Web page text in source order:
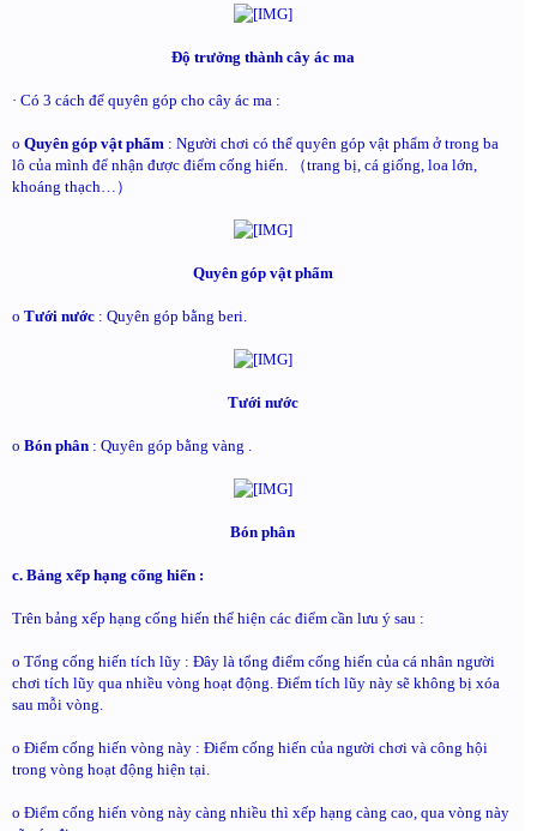
Độ trưởng thành cây ác ma
· Có 3 cách để quyên góp cho cây ác ma :
o Quyên góp vật phẩm : Người chơi có thể quyên góp vật phẩm ở trong ba
lô của mình để nhận được điểm cống hiến. （trang bị, cá giống, loa lớn,
khoáng thạch…）
Quyên góp vật phẩm
o Tưới nước : Quyên góp bằng beri.
Tưới nước
o Bón phân : Quyên góp bằng vàng .
Bón phân
c. Bảng xếp hạng cống hiến :
Trên bảng xếp hạng cống hiến thể hiện các điểm cần lưu ý sau :
o Tổng cống hiến tích lũy : Đây là tổng điểm cống hiến của cá nhân người
chơi tích lũy qua nhiều vòng hoạt động. Điểm tích lũy này sẽ không bị xóa
sau mỗi vòng.
o Điểm cống hiến vòng này : Điểm cống hiến của người chơi và công hội
trong vòng hoạt động hiện tại.
o Điểm cống hiến vòng này càng nhiều thì xếp hạng càng cao, qua vòng này